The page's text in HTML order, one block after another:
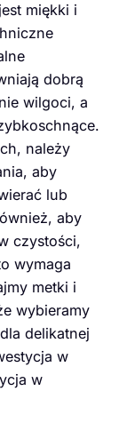
miękki i
dobrą
wilgoci, a
należy
aby
lub
aby
czystości,
wymaga
metki i
wybieramy
delikatnej
w
w